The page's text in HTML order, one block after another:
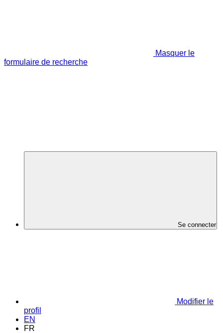
Masquer le
formulaire de recherche
Se connecter
Modifier le
profil
EN
FR